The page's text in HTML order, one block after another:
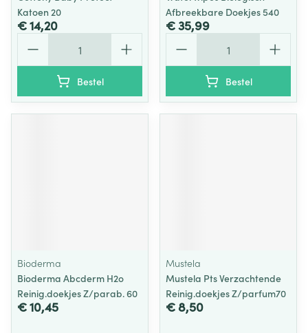
Katoen 20
€ 14,20
Bestel
Afbreekbare Doekjes 540
€ 35,99
Bestel
Bioderma
Bioderma Abcderm H2o
Reinig.doekjes Z/parab. 60
€ 10,45
Mustela
Mustela Pts Verzachtende
Reinig.doekjes Z/parfum70
€ 8,50